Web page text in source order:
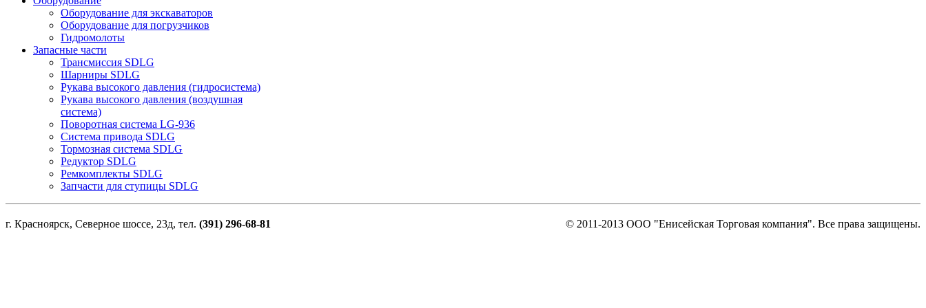
Оборудование для экскаваторов
Оборудование для погрузчиков
Гидромолоты
Запасные части
Трансмиссия SDLG
Шарниры SDLG
Рукава высокого давления (гидросистема)
Рукава высокого давления (воздушная
система)
Поворотная система LG-936
Система привода SDLG
Тормозная система SDLG
Редуктор SDLG
Ремкомплекты SDLG
Запчасти для ступицы SDLG
г. Красноярск, Северное шоссе, 23д, тел. (391) 296-68-81 © 2011-2013 ООО "Енисейская Торговая компания". Все права защищены.